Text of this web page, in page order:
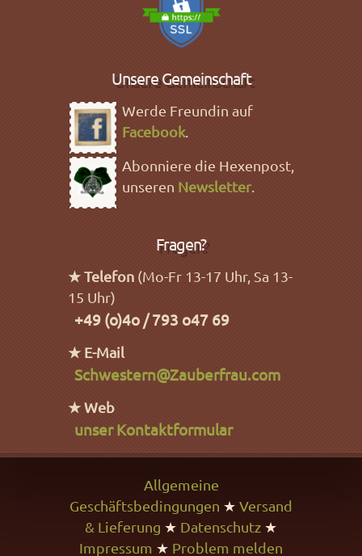
Unsere Gemeinschaft
Werde Freundin auf
Facebook.
Abonniere die Hexenpost,
unseren Newsletter.
Fragen?
★ Telefon (Mo-Fr 13-17 Uhr, Sa 13-
15 Uhr)
+49 (o)4o / 793 o47 69
★ E-Mail
Schwestern@Zauberfrau.com
★ Web
unser Kontaktformular
Allgemeine
Geschäftsbedingungen ★ Versand
& Lieferung ★ Datenschutz ★
Impressum ★ Problem melden